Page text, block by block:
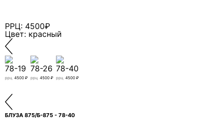
РРЦ: 4500₽
Цвет: красный
78-19
ррц 4500 ₽
78-26
ррц 4500 ₽
78-40
ррц 4500 ₽
БЛУЗА 875/Б-875 - 78-40